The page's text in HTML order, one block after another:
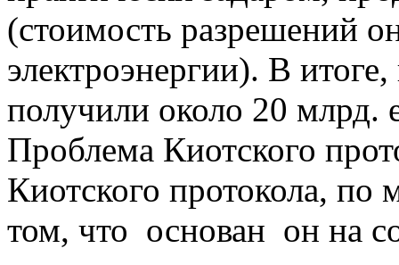
(стоимость разрешений
электроэнергии). В
получили около 20 млрд.
Проблема Киотского
Киотского протокола,
том, что основан он на